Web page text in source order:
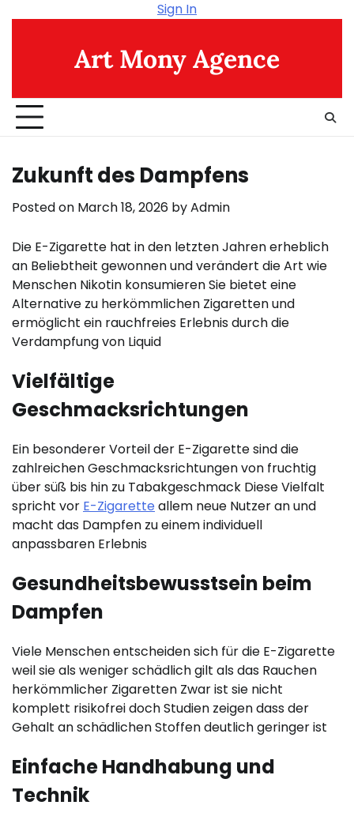
Sign In
Art Mony Agence
Zukunft des Dampfens
Posted on March 18, 2026 byAdmin
Die E-Zigarette hat in den letzten Jahren erheblich
an Beliebtheit gewonnen und verändert die Art wie
Menschen Nikotin konsumieren Sie bietet eine
Alternative zu herkömmlichen Zigaretten und
ermöglicht ein rauchfreies Erlebnis durch die
Verdampfung von Liquid
Vielfältige
Geschmacksrichtungen
Ein besonderer Vorteil der E-Zigarette sind die
zahlreichen Geschmacksrichtungen von fruchtig
über süß bis hin zu Tabakgeschmack Diese Vielfalt
spricht vor E-Zigarette allem neue Nutzer an und
macht das Dampfen zu einem individuell
anpassbaren Erlebnis
Gesundheitsbewusstsein beim
Dampfen
Viele Menschen entscheiden sich für die E-Zigarette
weil sie als weniger schädlich gilt als das Rauchen
herkömmlicher Zigaretten Zwar ist sie nicht
komplett risikofrei doch Studien zeigen dass der
Gehalt an schädlichen Stoffen deutlich geringer ist
Einfache Handhabung und
Technik